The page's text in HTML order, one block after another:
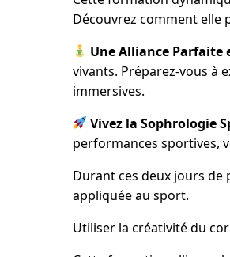
Découvrez comment elle
Une Alliance Parfaite
vivants. Préparez-vous à
immersives.
Vivez la Sophrologie
performances sportives,
Durant ces deux jours de
appliquée au sport.
Utiliser la créativité du